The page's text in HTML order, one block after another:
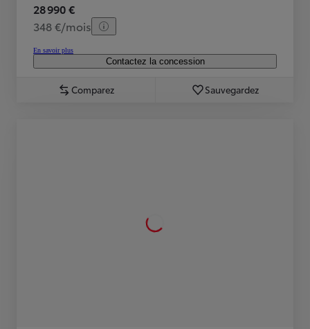
28 990 €
348 €/mois
En savoir plus
Contactez la concession
Comparez Sauvegardez